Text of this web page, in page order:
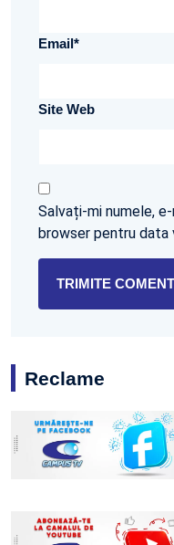
Email*
Site Web
Salvați-mi numele,
browser pentru data
Reclame